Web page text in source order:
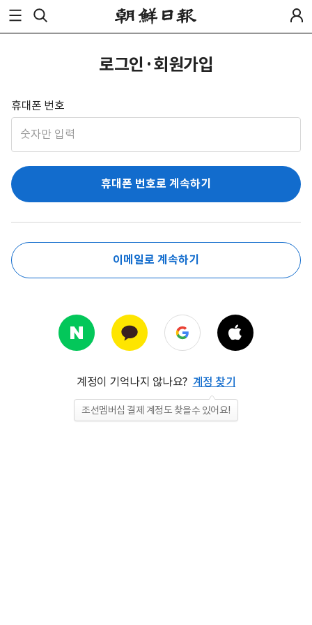
로그인·회원가입
휴대폰 번호
휴대폰 번호로 계속하기
이메일로 계속하기
계정이 기억나지 않나요? 계정 찾기
조선멤버십 결제 계정도 찾을수 있어요!